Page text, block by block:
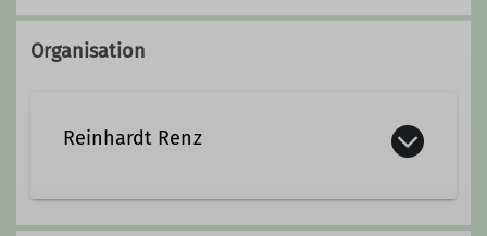
Organisation
Reinhardt Renz